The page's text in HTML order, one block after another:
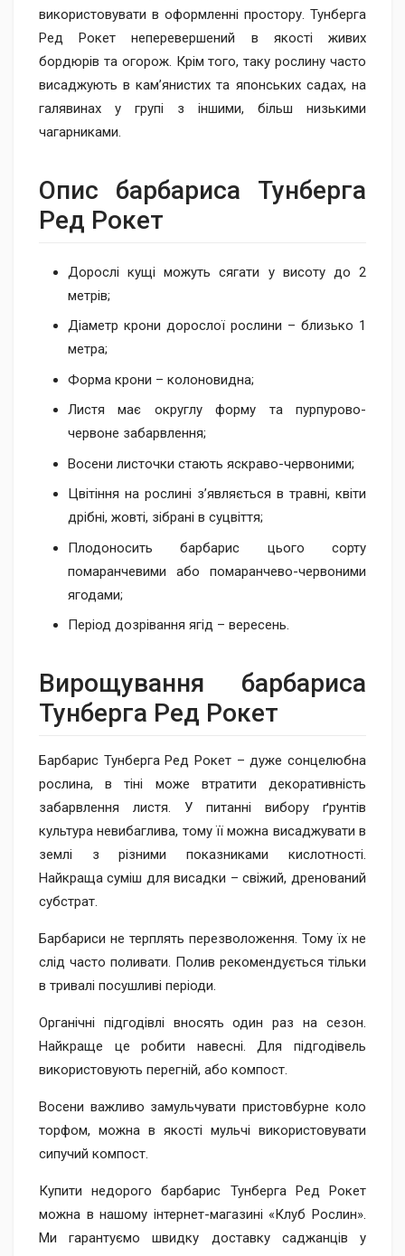
використовувати в оформленні простору. Тунберга
Ред Рокет неперевершений в якості живих
бордюрів та огорож. Крім того, таку рослину часто
висаджують в кам’янистих та японських садах, на
галявинах у групі з іншими, більш низькими
чагарниками.
Опис барбариса Тунберга
Ред Рокет
Дорослі кущі можуть сягати у висоту до 2
метрів;
Діаметр крони дорослої рослини – близько 1
метра;
Форма крони – колоновидна;
Листя має округлу форму та пурпурово-
червоне забарвлення;
Восени листочки стають яскраво-червоними;
Цвітіння на рослині з’являється в травні, квіти
дрібні, жовті, зібрані в суцвіття;
Плодоносить барбарис цього сорту
помаранчевими або помаранчево-червоними
ягодами;
Період дозрівання ягід – вересень.
Вирощування барбариса
Тунберга Ред Рокет
Барбарис Тунберга Ред Рокет – дуже сонцелюбна
рослина, в тіні може втратити декоративність
забарвлення листя. У питанні вибору ґрунтів
культура невибаглива, тому її можна висаджувати в
землі з різними показниками кислотності.
Найкраща суміш для висадки – свіжий, дренований
субстрат.
Барбариси не терплять перезволоження. Тому їх не
слід часто поливати. Полив рекомендується тільки
в тривалі посушливі періоди.
Органічні підгодівлі вносять один раз на сезон.
Найкраще це робити навесні. Для підгодівель
використовують перегній, або компост.
Восени важливо замульчувати пристовбурне коло
торфом, можна в якості мульчі використовувати
сипучий компост.
Купити недорого барбарис Тунберга Ред Рокет
можна в нашому інтернет-магазині «Клуб Рослин».
Ми гарантуємо швидку доставку саджанців у